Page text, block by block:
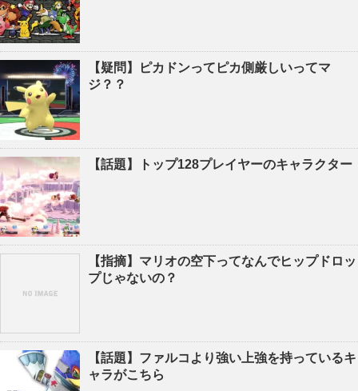
【疑問】ピカドンってピカ側厳しいってマ
ジ？？
【話題】トップ128プレイヤーのキャラクター
【指摘】マリオの空下ってなんでヒップドロッ
プじゃないの？
【話題】ファルコより強い上強を持っているキ
ャラがこちら